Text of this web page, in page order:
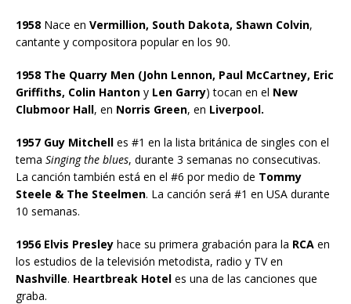
1958 Nace en Vermillion, South Dakota, Shawn Colvin,
cantante y compositora popular en los 90.
1958 The Quarry Men (John Lennon, Paul McCartney, Eric
Griffiths, Colin Hanton y Len Garry) tocan en el New
Clubmoor Hall, en Norris Green, en Liverpool.
1957 Guy Mitchell es #1 en la lista británica de singles con el
tema Singing the blues, durante 3 semanas no consecutivas.
La canción también está en el #6 por medio de Tommy
Steele & The Steelmen. La canción será #1 en USA durante
10 semanas.
1956 Elvis Presley hace su primera grabación para la RCA en
los estudios de la televisión metodista, radio y TV en
Nashville. Heartbreak Hotel es una de las canciones que
graba.